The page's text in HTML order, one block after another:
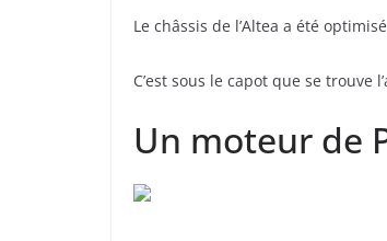
Le châssis de l’Altea a été
C’est sous le capot que se trouve
Un moteur de